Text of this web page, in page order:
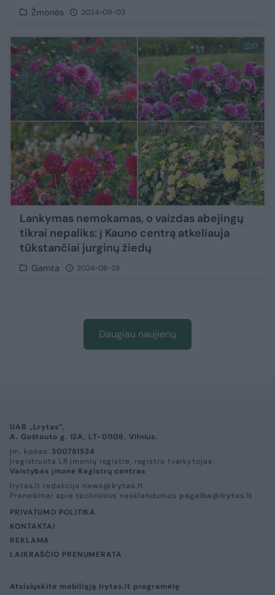
Žmonės 2024-09-03
17
Lankymas nemokamas, o vaizdas abejingų
tikrai nepaliks: į Kauno centrą atkeliauja
tūkstančiai jurginų žiedų
Gamta 2024-08-28
Daugiau naujienų
UAB „Lrytas“,
A. Goštauto g. 12A, LT-01108, Vilnius.
Įm. kodas: 300781534
Įregistruota LR įmonių registre, registro tvarkytojas:
Valstybės įmonė Registrų centras
lrytas.lt redakcija news@lrytas.lt
Pranešimai apie techninius nesklandumus pagalba@lrytas.lt
PRIVATUMO POLITIKA
KONTAKTAI
REKLAMA
LAIKRAŠČIO PRENUMERATA
Atsisiųskite mobiliąją lrytas.lt programėlę